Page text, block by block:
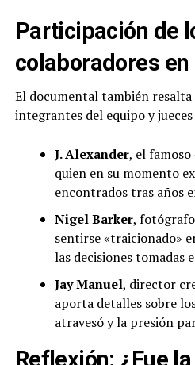
Participación de
colaboradores
El documental también
integrantes del equipo y
J. Alexander, el
quien en su momento
encontrados tras años
Nigel Barker,
sentirse «traicionado»
las decisiones tomadas
Jay Manuel, director
aporta detalles sobre
atravesó y la presión